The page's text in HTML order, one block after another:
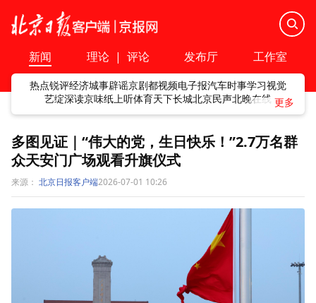
新闻 理论 | 评论 发布厅 工作室
热点锐评经济城事辟谣京剧都视频电子报汽车时事学习视觉
艺绽深读京味纸上听体育天下长城北京民声北晚在线
多图见证｜“伟大的党，生日快乐！”2.7万名群
众天安门广场观看升旗仪式
来源： 北京日报客户端2026-07-01 10:26